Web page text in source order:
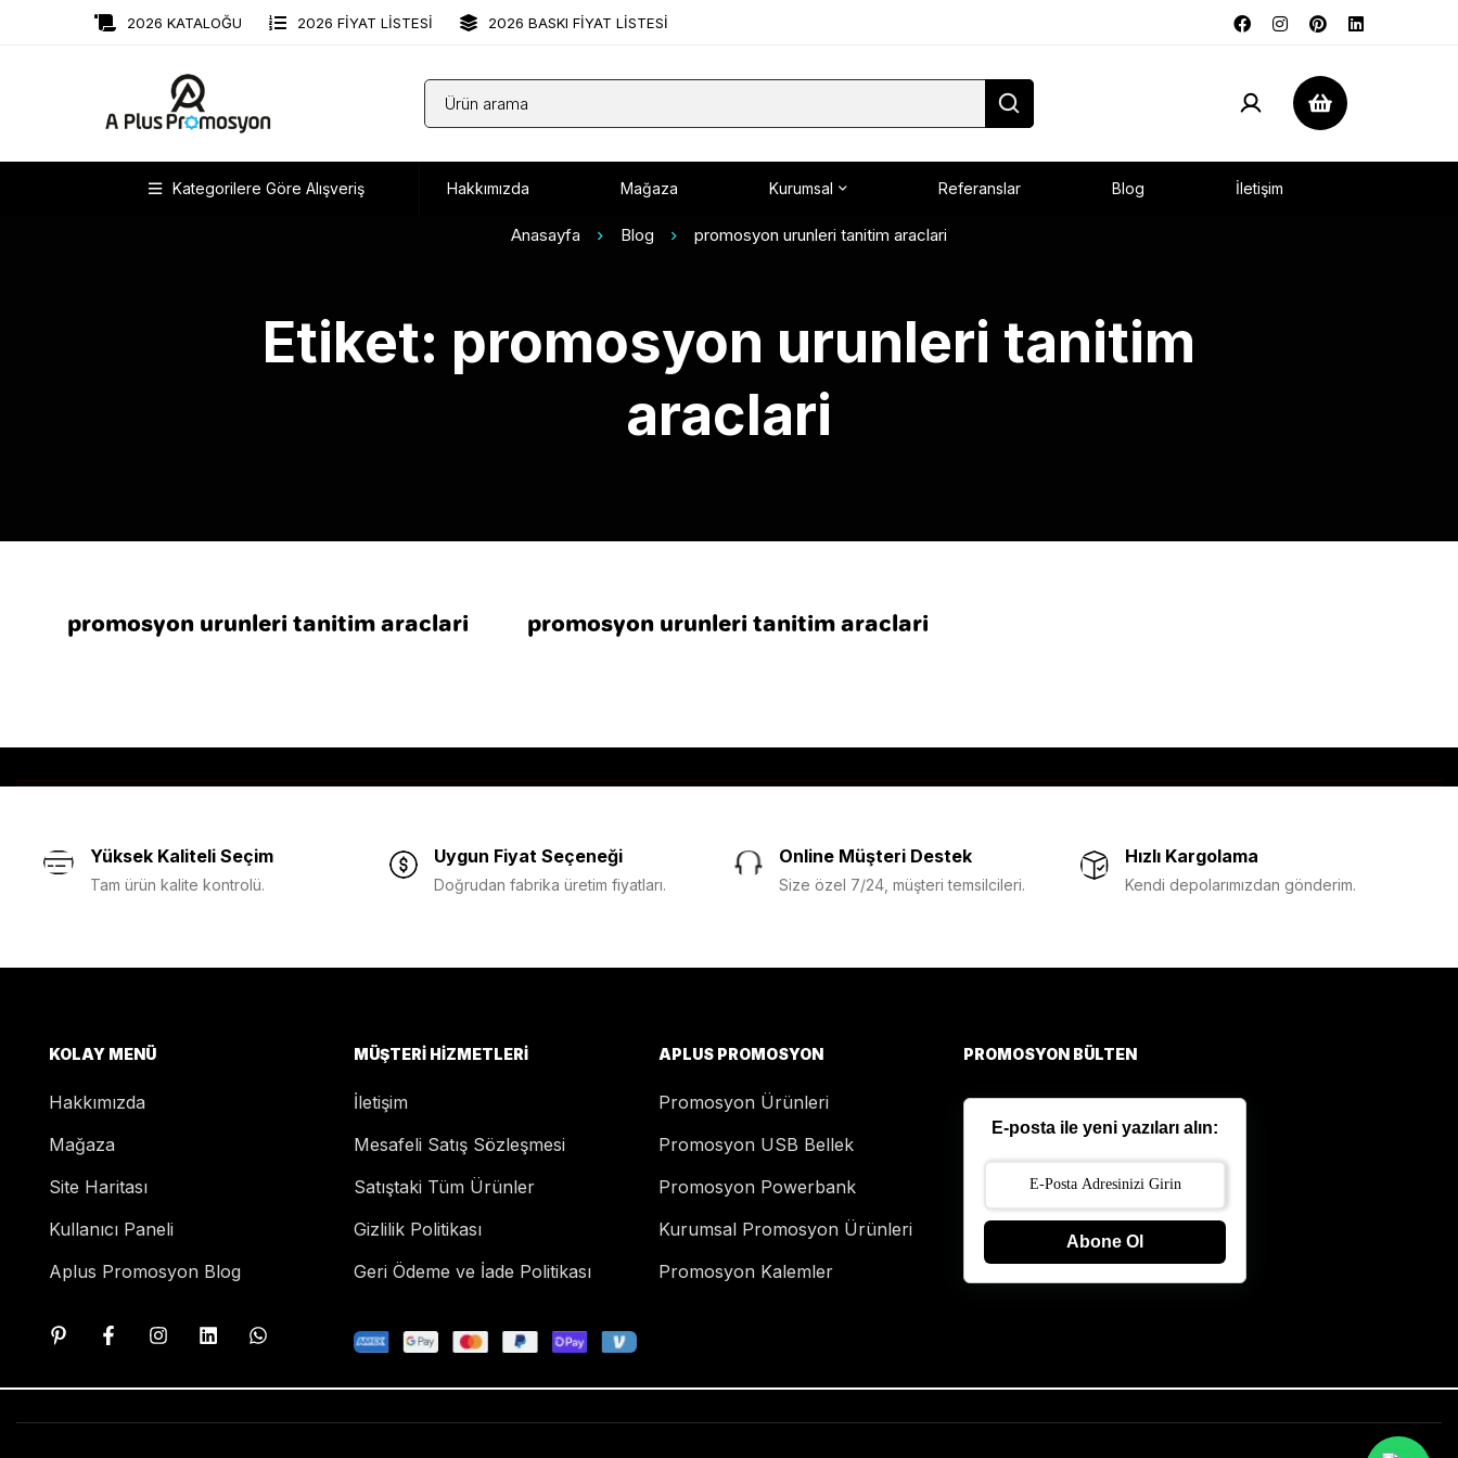
2026 KATALOĞU 2026 FİYAT LİSTESİ 2026 BASKI FİYAT LİSTESİ
Kategorilere Göre Alışveriş Hakkımızda Mağaza Kurumsal Referanslar Blog İletişim
Anasayfa Blog promosyon urunleri tanitim araclari
Etiket: promosyon urunleri tanitim
araclari
promosyon urunleri tanitim araclari promosyon urunleri tanitim araclari
Yüksek Kaliteli Seçim
Tam ürün kalite kontrolü.
Uygun Fiyat Seçeneği
Doğrudan fabrika üretim fiyatları.
Online Müşteri Destek
Size özel 7/24, müşteri temsilcileri.
Hızlı Kargolama
Kendi depolarımızdan gönderim.
KOLAY MENÜ
Hakkımızda
Mağaza
Site Haritası
Kullanıcı Paneli
Aplus Promosyon Blog
MÜŞTERI HIZMETLERI
İletişim
Mesafeli Satış Sözleşmesi
Satıştaki Tüm Ürünler
Gizlilik Politikası
Geri Ödeme ve İade Politikası
APLUS PROMOSYON
Promosyon Ürünleri
Promosyon USB Bellek
Promosyon Powerbank
Kurumsal Promosyon Ürünleri
Promosyon Kalemler
PROMOSYON BÜLTEN
E-posta ile yeni yazıları alın:
Abone Ol